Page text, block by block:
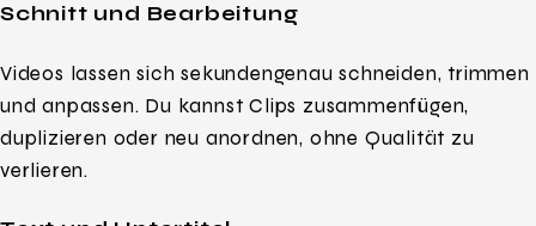
Schnitt und Bearbeitung
Videos lassen sich sekundengenau schneiden, trimmen
und anpassen. Du kannst Clips zusammenfügen,
duplizieren oder neu anordnen, ohne Qualität zu
verlieren.